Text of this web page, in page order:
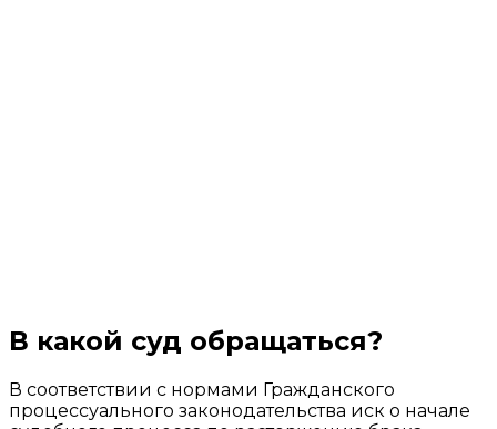
В какой суд обращаться?
В соответствии с нормами Гражданского
процессуального законодательства иск о начале